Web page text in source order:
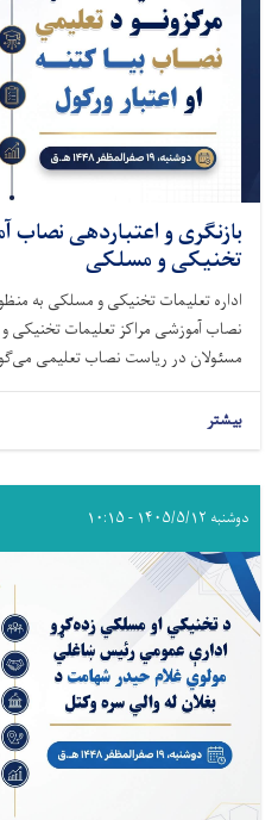
بازنگری و اعتباردهی نصاب
تخنیکی و مسلکی
اداره تعلیمات تخنیکی و مسلکی به
نصاب آموزشی مراکز تعلیمات تخنیکی
مسئولان در ریاست نصاب تعلیمی
بیشتر
دوشنبه ۱۴۰۵/۵/۱۲ - ۱۰:۱۵